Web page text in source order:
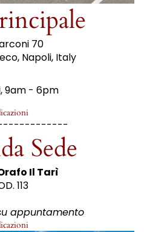
70
Napoli, Italy
9am - 6pm
Sede
Il Tarì
113
appuntamento